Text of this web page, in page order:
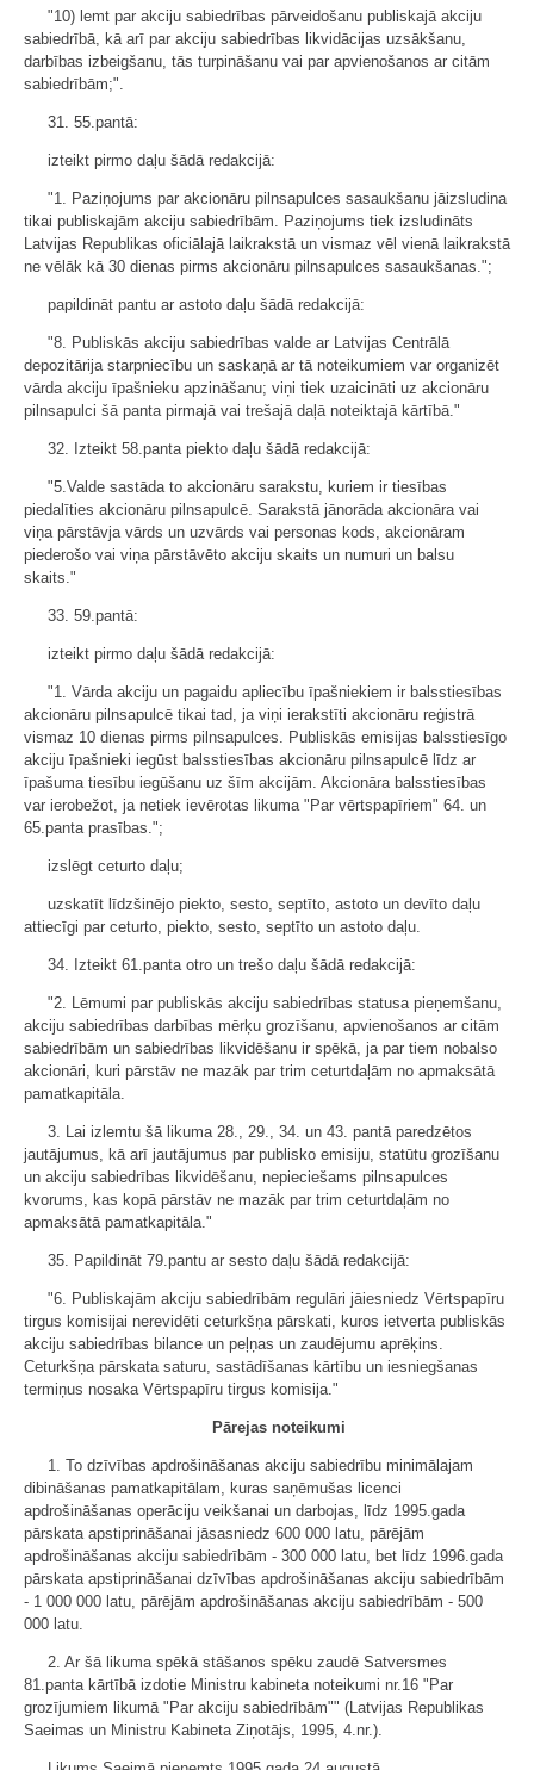
"10) lemt par akciju sabiedrības pārveidošanu publiskajā akciju
sabiedrībā, kā arī par akciju sabiedrības likvidācijas uzsākšanu,
darbības izbeigšanu, tās turpināšanu vai par apvienošanos ar citām
sabiedrībām;".
31. 55.pantā:
izteikt pirmo daļu šādā redakcijā:
"1. Paziņojums par akcionāru pilnsapulces sasaukšanu jāizsludina
tikai publiskajām akciju sabiedrībām. Paziņojums tiek izsludināts
Latvijas Republikas oficiālajā laikrakstā un vismaz vēl vienā laikrakstā
ne vēlāk kā 30 dienas pirms akcionāru pilnsapulces sasaukšanas.";
papildināt pantu ar astoto daļu šādā redakcijā:
"8. Publiskās akciju sabiedrības valde ar Latvijas Centrālā
depozitārija starpniecību un saskaņā ar tā noteikumiem var organizēt
vārda akciju īpašnieku apzināšanu; viņi tiek uzaicināti uz akcionāru
pilnsapulci šā panta pirmajā vai trešajā daļā noteiktajā kārtībā."
32. Izteikt 58.panta piekto daļu šādā redakcijā:
"5.Valde sastāda to akcionāru sarakstu, kuriem ir tiesības
piedalīties akcionāru pilnsapulcē. Sarakstā jānorāda akcionāra vai
viņa pārstāvja vārds un uzvārds vai personas kods, akcionāram
piederošo vai viņa pārstāvēto akciju skaits un numuri un balsu
skaits."
33. 59.pantā:
izteikt pirmo daļu šādā redakcijā:
"1. Vārda akciju un pagaidu apliecību īpašniekiem ir balsstiesības
akcionāru pilnsapulcē tikai tad, ja viņi ierakstīti akcionāru reģistrā
vismaz 10 dienas pirms pilnsapulces. Publiskās emisijas balsstiesīgo
akciju īpašnieki iegūst balsstiesības akcionāru pilnsapulcē līdz ar
īpašuma tiesību iegūšanu uz šīm akcijām. Akcionāra balsstiesības
var ierobežot, ja netiek ievērotas likuma "Par vērtspapīriem" 64. un
65.panta prasības.";
izslēgt ceturto daļu;
uzskatīt līdzšinējo piekto, sesto, septīto, astoto un devīto daļu
attiecīgi par ceturto, piekto, sesto, septīto un astoto daļu.
34. Izteikt 61.panta otro un trešo daļu šādā redakcijā:
"2. Lēmumi par publiskās akciju sabiedrības statusa pieņemšanu,
akciju sabiedrības darbības mērķu grozīšanu, apvienošanos ar citām
sabiedrībām un sabiedrības likvidēšanu ir spēkā, ja par tiem nobalso
akcionāri, kuri pārstāv ne mazāk par trim ceturtdaļām no apmaksātā
pamatkapitāla.
3. Lai izlemtu šā likuma 28., 29., 34. un 43. pantā paredzētos
jautājumus, kā arī jautājumus par publisko emisiju, statūtu grozīšanu
un akciju sabiedrības likvidēšanu, nepieciešams pilnsapulces
kvorums, kas kopā pārstāv ne mazāk par trim ceturtdaļām no
apmaksātā pamatkapitāla."
35. Papildināt 79.pantu ar sesto daļu šādā redakcijā:
"6. Publiskajām akciju sabiedrībām regulāri jāiesniedz Vērtspapīru
tirgus komisijai nerevidēti ceturkšņa pārskati, kuros ietverta publiskās
akciju sabiedrības bilance un peļņas un zaudējumu aprēķins.
Ceturkšņa pārskata saturu, sastādīšanas kārtību un iesniegšanas
termiņus nosaka Vērtspapīru tirgus komisija."
Pārejas noteikumi
1. To dzīvības apdrošināšanas akciju sabiedrību minimālajam
dibināšanas pamatkapitālam, kuras saņēmušas licenci
apdrošināšanas operāciju veikšanai un darbojas, līdz 1995.gada
pārskata apstiprināšanai jāsasniedz 600 000 latu, pārējām
apdrošināšanas akciju sabiedrībām - 300 000 latu, bet līdz 1996.gada
pārskata apstiprināšanai dzīvības apdrošināšanas akciju sabiedrībām
- 1 000 000 latu, pārējām apdrošināšanas akciju sabiedrībām - 500
000 latu.
2. Ar šā likuma spēkā stāšanos spēku zaudē Satversmes
81.panta kārtībā izdotie Ministru kabineta noteikumi nr.16 "Par
grozījumiem likumā "Par akciju sabiedrībām"" (Latvijas Republikas
Saeimas un Ministru Kabineta Ziņotājs, 1995, 4.nr.).